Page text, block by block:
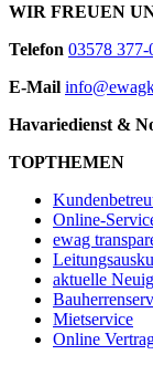
WIR FREUEN
Telefon 03578 377-
E-Mail
Havariedienst &
TOPTHEMEN
Online-
ewag
aktuelle
Mietservice
Online